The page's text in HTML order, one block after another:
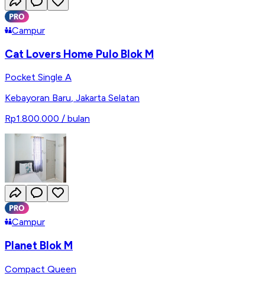
Campur
Cat Lovers Home Pulo Blok M
Pocket Single A
Kebayoran Baru, Jakarta Selatan
Rp1.800.000 / bulan
Campur
Planet Blok M
Compact Queen